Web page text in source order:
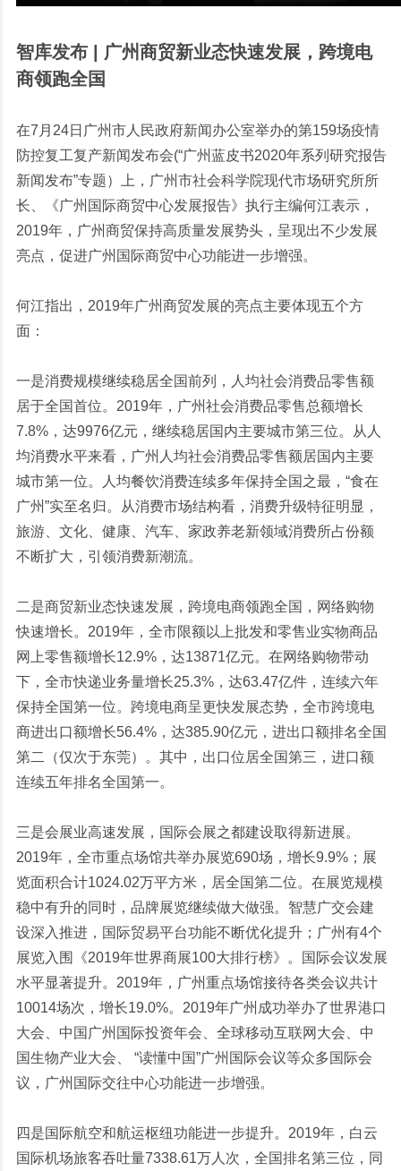
智库发布 | 广州商贸新业态快速发展，跨境电
商领跑全国
在7月24日广州市人民政府新闻办公室举办的第159场疫情
防控复工复产新闻发布会(“广州蓝皮书2020年系列研究报告
新闻发布”专题）上，广州市社会科学院现代市场研究所所
长、《广州国际商贸中心发展报告》执行主编何江表示，
2019年，广州商贸保持高质量发展势头，呈现出不少发展
亮点，促进广州国际商贸中心功能进一步增强。
何江指出，2019年广州商贸发展的亮点主要体现五个方
面：
一是消费规模继续稳居全国前列，人均社会消费品零售额
居于全国首位。2019年，广州社会消费品零售总额增长
7.8%，达9976亿元，继续稳居国内主要城市第三位。从人
均消费水平来看，广州人均社会消费品零售额居国内主要
城市第一位。人均餐饮消费连续多年保持全国之最，“食在
广州”实至名归。从消费市场结构看，消费升级特征明显，
旅游、文化、健康、汽车、家政养老新领域消费所占份额
不断扩大，引领消费新潮流。
二是商贸新业态快速发展，跨境电商领跑全国，网络购物
快速增长。2019年，全市限额以上批发和零售业实物商品
网上零售额增长12.9%，达13871亿元。在网络购物带动
下，全市快递业务量增长25.3%，达63.47亿件，连续六年
保持全国第一位。跨境电商呈更快发展态势，全市跨境电
商进出口额增长56.4%，达385.90亿元，进出口额排名全国
第二（仅次于东莞）。其中，出口位居全国第三，进口额
连续五年排名全国第一。
三是会展业高速发展，国际会展之都建设取得新进展。
2019年，全市重点场馆共举办展览690场，增长9.9%；展
览面积合计1024.02万平方米，居全国第二位。在展览规模
稳中有升的同时，品牌展览继续做大做强。智慧广交会建
设深入推进，国际贸易平台功能不断优化提升；广州有4个
展览入围《2019年世界商展100大排行榜》。国际会议发展
水平显著提升。2019年，广州重点场馆接待各类会议共计
10014场次，增长19.0%。2019年广州成功举办了世界港口
大会、中国广州国际投资年会、全球移动互联网大会、中
国生物产业大会、 “读懂中国”广州国际会议等众多国际会
议，广州国际交往中心功能进一步增强。
四是国际航空和航运枢纽功能进一步提升。2019年，白云
国际机场旅客吞吐量7338.61万人次，全国排名第三位，同